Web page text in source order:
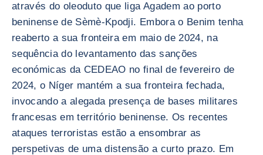
através do oleoduto que liga Agadem ao porto
beninense de Sèmè-Kpodji. Embora o Benim tenha
reaberto a sua fronteira em maio de 2024, na
sequência do levantamento das sanções
económicas da CEDEAO no final de fevereiro de
2024, o Níger mantém a sua fronteira fechada,
invocando a alegada presença de bases militares
francesas em território beninense. Os recentes
ataques terroristas estão a ensombrar as
perspetivas de uma distensão a curto prazo. Em